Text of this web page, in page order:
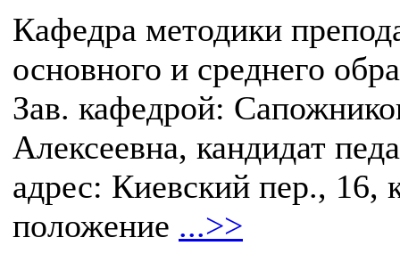
Кафедра методики
основного и среднего
Зав. кафедрой:
Алексеевна, кандидат
адрес: Киевский пер., 16,
положение ...>>